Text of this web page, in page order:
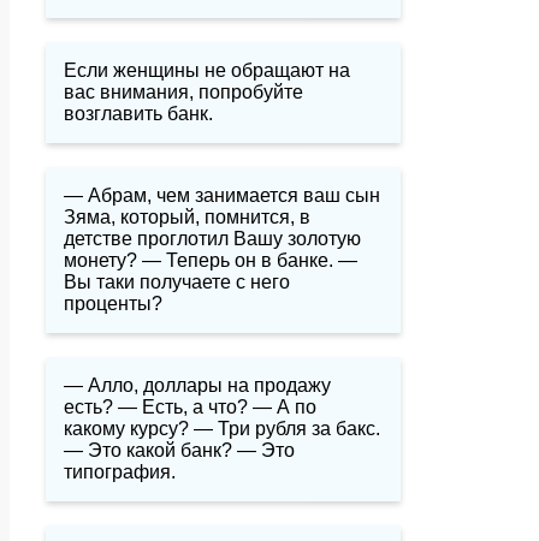
Если женщины не обращают на
вас внимания, попробуйте
возглавить банк.
— Абрам, чем занимается ваш сын
Зяма, который, помнится, в
детстве проглотил Вашу золотую
монету? — Теперь он в банке. —
Вы таки получаете с него
проценты?
— Алло, доллары на продажу
есть? — Есть, а что? — А по
какому курсу? — Три рубля за бакс.
— Это какой банк? — Это
типография.